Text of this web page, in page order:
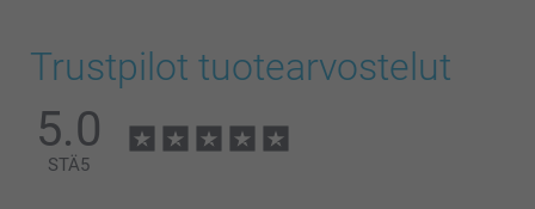
Trustpilot tuotearvostelut
5.0
STÄ5